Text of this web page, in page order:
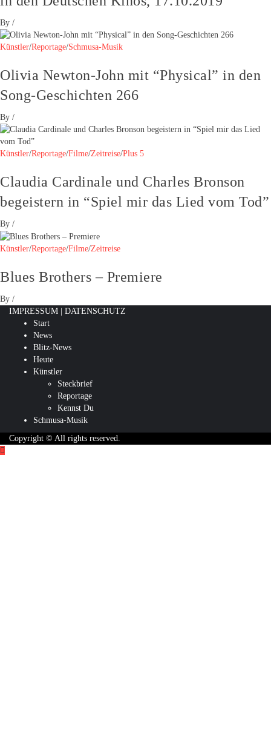
By /
Künstler/Reportage/Schmusa-Musik
Olivia Newton-John mit “Physical” in den
Song-Geschichten 266
By /
Künstler/Reportage/Filme/Zeitreise/Plus 5
Claudia Cardinale und Charles Bronson
begeistern in “Spiel mir das Lied vom Tod”
By /
Künstler/Reportage/Filme/Zeitreise
Blues Brothers – Premiere
By /
IMPRESSUM
DATENSCHUTZ
Start
News
Blitz-News
Heute
Künstler
Steckbrief
Reportage
Kennst Du
Schmusa-Musik
Copyright © All rights reserved.